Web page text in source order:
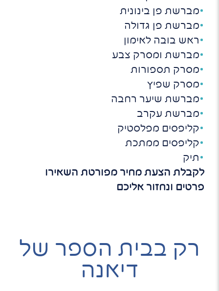
מברשת פן בינונית
מברשת פן גדולה
ראש בובה לאימון
מברשת ומסרק צבע
מסרק תספורות
מסרק שפיץ
מברשת שיער רחבה
מברשת עקרב
קליפסים מפלסטיק
קליפסים ממתכת
תיק
לקבלת הצעת מחיר מפורטת השאירו
פרטים ונחזור אליכם
רק בבית הספר של
דיאנה